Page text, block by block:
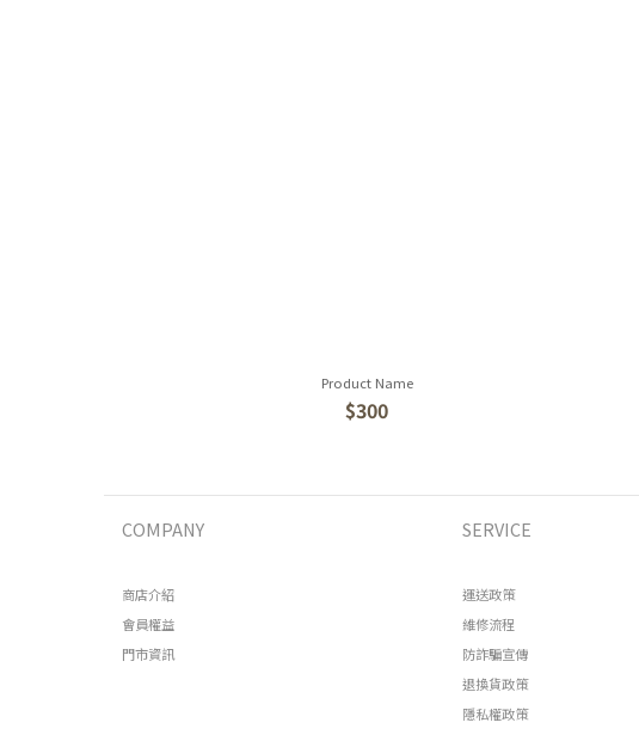
Product Name
$300
COMPANY
商店介紹
會員權益
門市資訊
SERVICE
運送政策
維修流程
防詐騙宣傳
退換貨政策
隱私權政策